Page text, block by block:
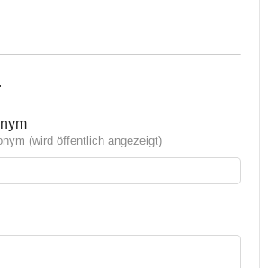
(wird öffentlich angezeigt)